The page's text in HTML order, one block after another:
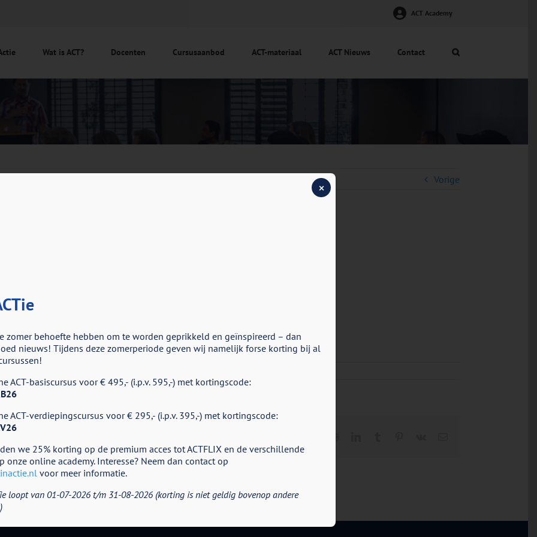
ACT Academy
Wat is ACT? Docenten Cursusaanbod ACT-materiaal ACT Nieuws Contact
Vorige
RoyBoek
zomer behoefte hebben om te worden geprikkeld en geïnspireerd – dan
nieuws! Tijdens deze zomerperiode geven wij namelijk forse korting bij al
ACT-basiscursus voor € 495,- (i.p.v. 595,-) met kortingscode:
ACT-verdiepingscursus voor € 295,- (i.p.v. 395,-) met kortingscode:
we 25% korting op de premium acces tot ACTFLIX en de verschillende
onze online academy. Interesse? Neem dan contact op
voor meer informatie.
loopt van 01-07-2026 t/m 31-08-2026 (korting is niet geldig bovenop andere
×